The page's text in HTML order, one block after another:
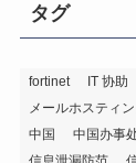
タグ
fortinet IT 协助
メールホスティ
中国
中国办事